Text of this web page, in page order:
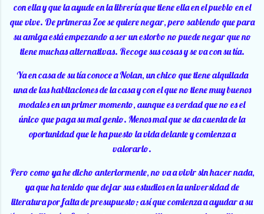
con ella y que la ayude en la librería que tiene ella en el pueblo en el
que vive. De primeras Zoe se quiere negar, pero sabiendo que para
su amiga está empezando a ser un estorbo no puede negar que no
tiene muchas alternativas. Recoge sus cosas y se va con su tía.
Ya en casa de su tía conoce a Nolan, un chico que tiene alquilada
una de las habitaciones de la casa y con el que no tiene muy buenos
modales en un primer momento, aunque es verdad que no es el
único que paga su mal genio. Menos mal que se da cuenta de la
oportunidad que le ha puesto la vida delante y comienza a
valorarlo.
Pero como ya he dicho anteriormente, no va a vivir sin hacer nada,
ya que ha tenido que dejar sus estudios en la universidad de
literatura por falta de presupuesto; así que comienza a ayudar a su